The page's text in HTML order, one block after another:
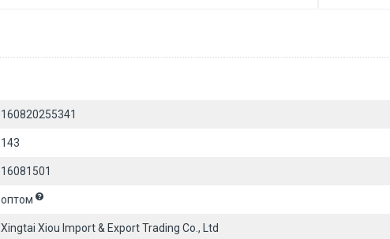
160820255341
143
16081501
оптом
Xingtai Xiou Import & Export Trading Co., Ltd